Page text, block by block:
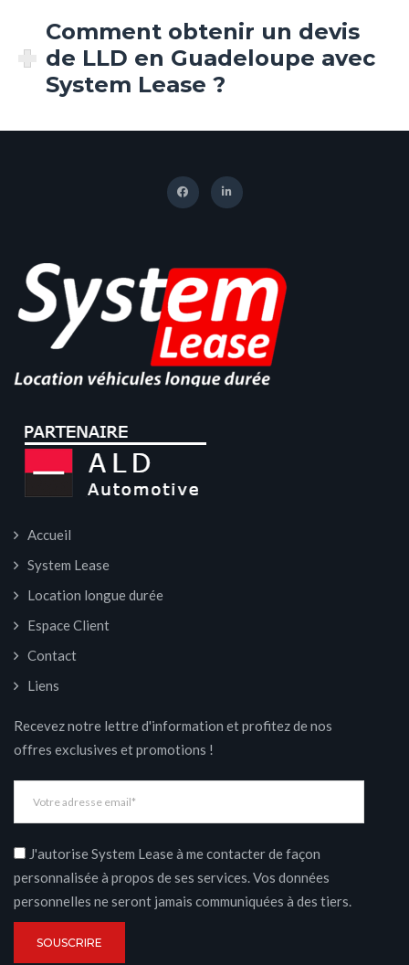
Comment obtenir un devis
de LLD en Guadeloupe avec
System Lease ?
Accueil
System Lease
Location longue durée
Espace Client
Contact
Liens
Recevez notre lettre d'information et profitez de nos
offres exclusives et promotions !
J'autorise System Lease à me contacter de façon
personnalisée à propos de ses services. Vos données
personnelles ne seront jamais communiquées à des tiers.
SOUSCRIRE